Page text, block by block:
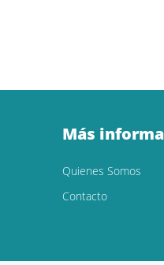
Más
Quienes Somos
Contacto